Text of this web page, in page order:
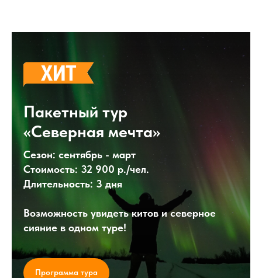
Пакетный тур
«Северная мечта»
Сезон: сентябрь - март
Стоимость: 32 900 р./чел.
Длительность: 3 дня
Возможность увидеть китов и северное
сияние в одном туре!
Программа тура